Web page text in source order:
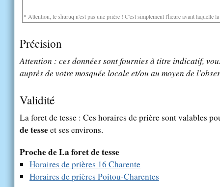
* Attention, le shuruq n'est pas une prière ! C'est simplement l'heure avant laquelle
Précision
Attention : ces données sont fournies à titre indicatif,
auprès de votre mosquée locale et/ou au moyen de
Validité
La foret de tesse : Ces horaires de prière sont valables
de tesseet ses environs.
Proche de La foret de tesse
Horaires de prières 16 Charente
Horaires de prières Poitou-Charentes